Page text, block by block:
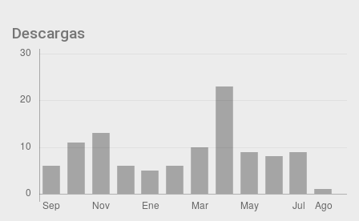
Descargas